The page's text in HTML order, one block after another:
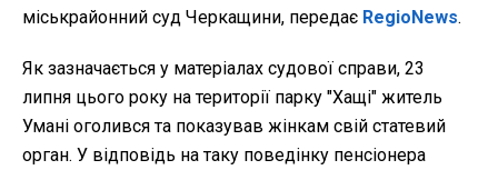
міськрайонний суд Черкащини, передає RegioNews.
Як зазначається у матеріалах судової справи, 23
липня цього року на території парку "Хащі" житель
Умані оголився та показував жінкам свій статевий
орган. У відповідь на таку поведінку пенсіонера